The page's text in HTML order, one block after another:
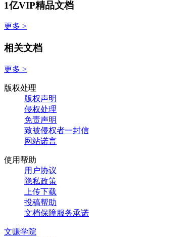
1亿VIP精品文档
更多 >
相关文档
更多 >
版权处理
版权声明
侵权处理
免责声明
致被侵权者一封信
网站诺言
使用帮助
用户协议
隐私政策
上传下载
投稿帮助
文档保障服务承诺
文赚学院